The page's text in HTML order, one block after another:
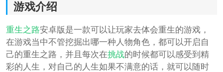
游戏介绍
重生之路安卓版是一款可以让玩家去体会重生的游戏，
在游戏当中不管挖掘出哪一种人物角色，都可以开启自
己的重生之路，并且每次在挑战的时候都可以感受到精
彩的人生，对自己的人生如果不满意的话，就可以随时